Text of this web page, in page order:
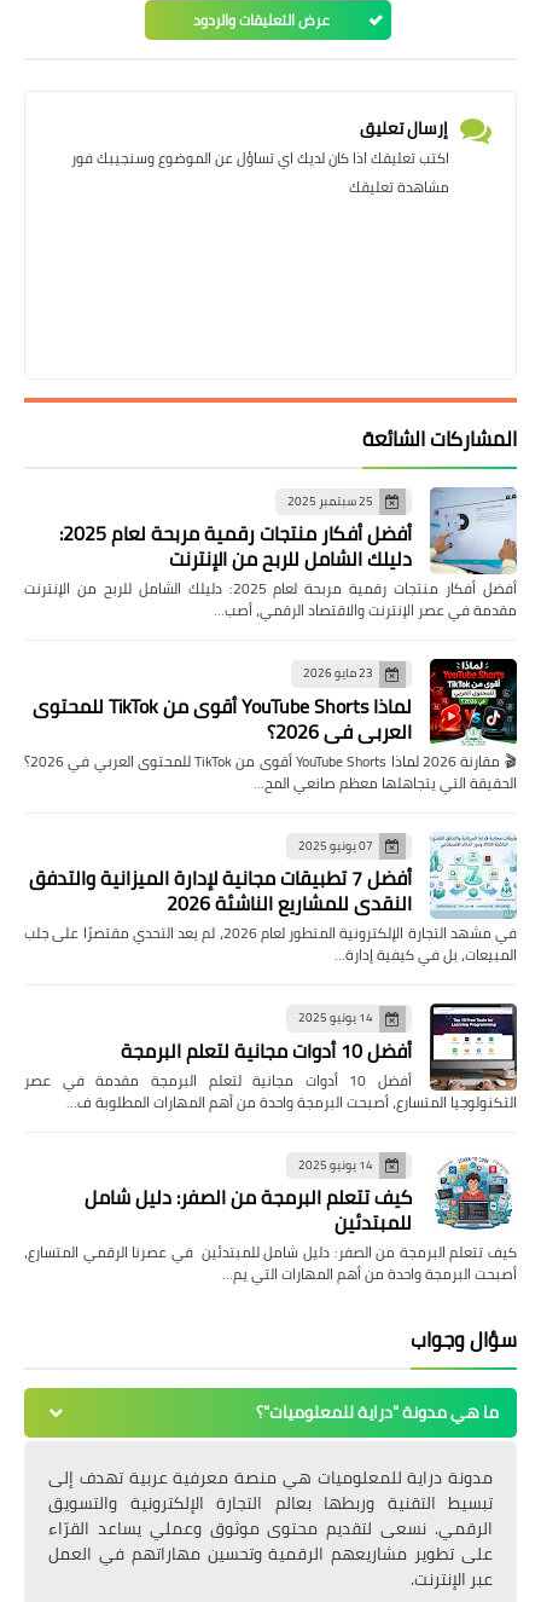
عرض التعليقات والردود
إرسال تعليق
اكتب تعليقك اذا كان لديك اي تساؤل عن الموضوع وسنجيبك فور
مشاهدة تعليقك
المشاركات الشائعة
25 سبتمبر 2025
أفضل أفكار منتجات رقمية مربحة لعام 2025:
دليلك الشامل للربح من الإنترنت
أفضل أفكار منتجات رقمية مربحة لعام 2025: دليلك الشامل للربح من الإنترنت
مقدمة في عصر الإنترنت والاقتصاد الرقمي، أصب…
23 مايو 2026
لماذا YouTube Shorts أقوى من TikTok للمحتوى
العربي في 2026؟
🎬 مقارنة 2026 لماذا YouTube Shorts أقوى من TikTok للمحتوى العربي في 2026؟
الحقيقة التي يتجاهلها معظم صانعي المح…
07 يونيو 2025
أفضل 7 تطبيقات مجانية لإدارة الميزانية والتدفق
النقدي للمشاريع الناشئة 2026
في مشهد التجارة الإلكترونية المتطور لعام 2026، لم يعد التحدي مقتصرًا على جلب
المبيعات، بل في كيفية إدارة…
14 يونيو 2025
أفضل 10 أدوات مجانية لتعلم البرمجة
أفضل 10 أدوات مجانية لتعلم البرمجة مقدمة في عصر
التكنولوجيا المتسارع، أصبحت البرمجة واحدة من أهم المهارات المطلوبة ف…
14 يونيو 2025
كيف تتعلم البرمجة من الصفر: دليل شامل
للمبتدئين
كيف تتعلم البرمجة من الصفر: دليل شامل للمبتدئين في عصرنا الرقمي المتسارع،
أصبحت البرمجة واحدة من أهم المهارات التي يم…
سؤال وجواب
ما هي مدونة "دراية للمعلوميات"؟
مدونة دراية للمعلوميات هي منصة معرفية عربية تهدف إلى
تبسيط التقنية وربطها بعالم التجارة الإلكترونية والتسويق
الرقمي. نسعى لتقديم محتوى موثوق وعملي يساعد القرّاء
على تطوير مشاريعهم الرقمية وتحسين مهاراتهم في العمل
عبر الإنترنت.